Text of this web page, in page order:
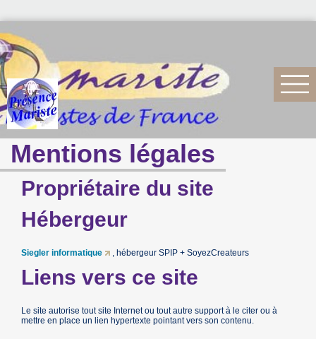
Mentions légales
Propriétaire du site
Hébergeur
Siegler informatique , hébergeur SPIP + SoyezCreateurs
Liens vers ce site
Le site autorise tout site Internet ou tout autre support à le citer ou à
mettre en place un lien hypertexte pointant vers son contenu.